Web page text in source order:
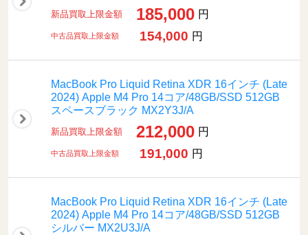
新品買取上限金額 185,000 円
中古品買取上限金額 154,000 円
MacBook Pro Liquid Retina XDR 16インチ (Late
2024) Apple M4 Pro 14コア/48GB/SSD 512GB
スペースブラック MX2Y3J/A
新品買取上限金額 212,000 円
中古品買取上限金額 191,000 円
MacBook Pro Liquid Retina XDR 16インチ (Late
2024) Apple M4 Pro 14コア/48GB/SSD 512GB
シルバー MX2U3J/A